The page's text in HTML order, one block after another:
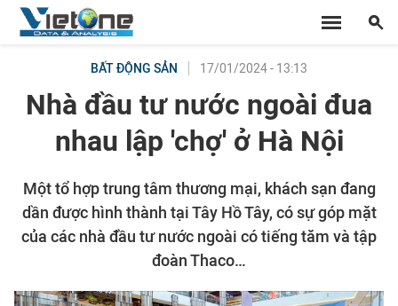
BẤT ĐỘNG SẢN 17/01/2024 - 13:13
Nhà đầu tư nước ngoài đua
nhau lập 'chợ' ở Hà Nội
Một tổ hợp trung tâm thương mại, khách sạn đang
dần được hình thành tại Tây Hồ Tây, có sự góp mặt
của các nhà đầu tư nước ngoài có tiếng tăm và tập
đoàn Thaco…